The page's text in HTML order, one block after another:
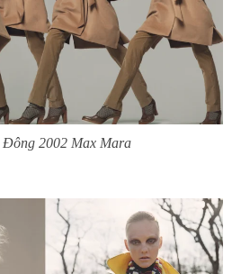
Đông 2002 Max Mara